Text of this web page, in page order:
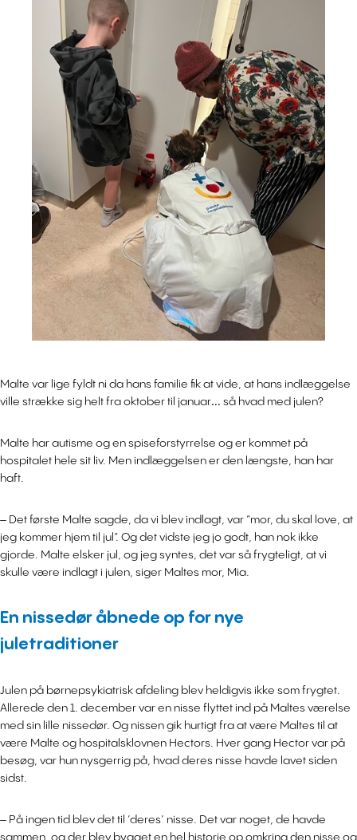
Malte var lige fyldt ni da hans familie fik at vide, at hans indlæggelse
ville strække sig helt fra oktober til januar… så hvad med julen?
Malte har autisme og en spiseforstyrrelse og er kommet på
hospitalet hele sit liv. Men indlæggelsen er den længste, han har
haft.
– Det første Malte sagde, da vi blev indlagt, var ”mor, du skal love, at
jeg kommer hjem til jul”. Og det vidste jeg jo godt, han nok ikke
gjorde. Malte elsker jul, og jeg syntes, det var så frygteligt, at vi
skulle være indlagt i julen, siger Maltes mor, Mia.
En nissedør åbnede op for nye
juletraditioner
Julen på børnepsykiatrisk afdeling blev heldigvis ikke som frygtet.
Allerede den 1. december var en nisse flyttet ind på Maltes værelse
med sin lille nissedør. Og nissen gik hurtigt fra at være Maltes til at
være Malte og hospitalsklovnen Hectors. Hver gang Hector var på
besøg, var hun nysgerrig på, hvad deres nisse havde lavet siden
sidst.
– På ingen tid blev det til ’deres’ nisse. Det var noget, de havde
sammen, og der blev bygget en hel historie op omkring den nisse og